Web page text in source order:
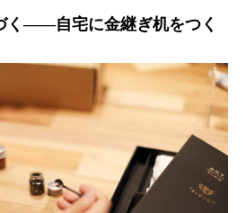
く——自宅に金継ぎ机をつく